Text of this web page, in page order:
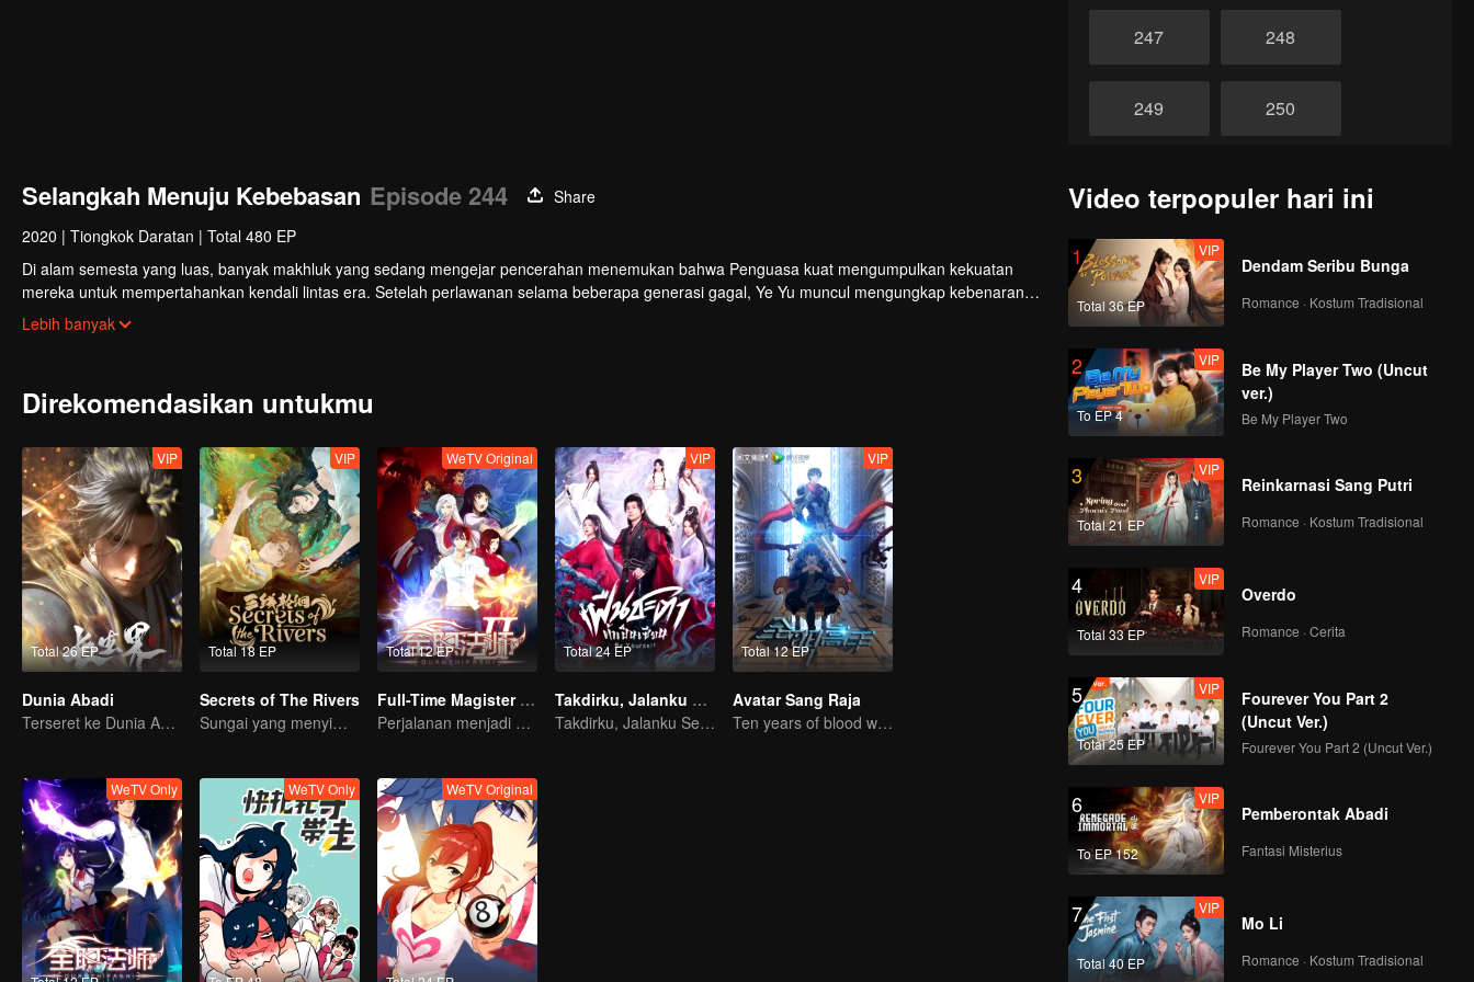
247 248
249 250
253
255
257 258
259
261 262
263 264
265
267 268
269 270
Selangkah Menuju Kebebasan Episode 244
Share
2020 | Tiongkok Daratan | Total 480 EP
Di alam semesta yang luas, banyak makhluk yang sedang mengejar pencerahan menemukan bahwa Penguasa kuat mengumpulkan kekuatan
mereka untuk mempertahankan kendali lintas era. Setelah perlawanan selama beberapa generasi gagal, Ye Yu muncul mengungkap kebenaran
yang tersembunyi, tumbuh dan akhirnya menantang Penguasa yang menindas.
Lebih banyak
Direkomendasikan untukmu
Total 26 EP
VIP
Dunia Abadi
Terseret ke Dunia Abadi, gimana nasib Xiao Chen?
Total 18 EP
VIP
Secrets of The Rivers
Sungai yang menyimpan banyak Rahasia...
Total 12 EP
WeTV Original
Full-Time Magister S2
Perjalanan menjadi orang paling jenius di Sekolah
Total 24 EP
VIP
Takdirku, Jalanku Sendiri (Thai Ver.)
Takdirku, Jalanku Sendiri
Total 12 EP
VIP
Avatar Sang Raja
Ten years of blood writing esports brilliant
WeTV Only WeTV Only WeTV Original
Video terpopuler hari ini
1
Total 36 EP
VIP
Dendam Seribu Bunga
Romance · Kostum Tradisional
2
To EP 4
VIP
Be My Player Two (Uncut
ver.)
Be My Player Two
3
Total 21 EP
VIP
Reinkarnasi Sang Putri
Romance · Kostum Tradisional
4
Total 33 EP
VIP
Overdo
Romance · Cerita
5
Total 25 EP
VIP
Fourever You Part 2
(Uncut Ver.)
Fourever You Part 2 (Uncut Ver.)
6
To EP 152
VIP
Pemberontak Abadi
Fantasi Misterius
7
Total 40 EP
VIP
Mo Li
Romance · Kostum Tradisional